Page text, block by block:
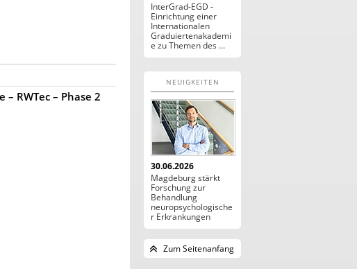
RWTec – Phase 2
InterGrad-EGD -
Einrichtung einer
Internationalen
Graduiertenakademi
e zu Themen des ...
NEUIGKEITEN
30.06.2026
Magdeburg stärkt
Forschung zur
Behandlung
neuropsychologische
r Erkrankungen
Zum Seitenanfang